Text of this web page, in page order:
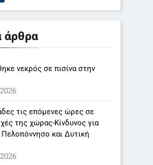
άρθρα
νεκρός σε πισίνα στην
τις επόμενες ώρες σε
της χώρας-Κίνδυνος για
και Δυτική